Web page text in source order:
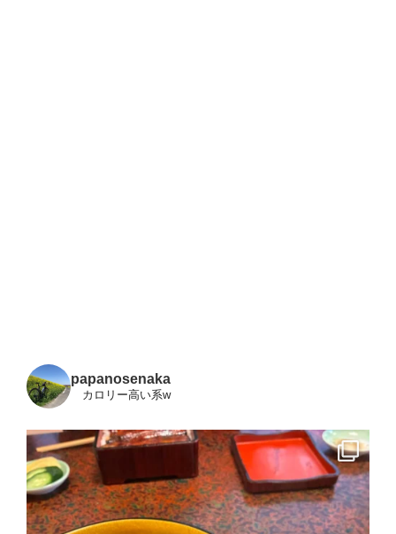
papanosenaka
カロリー高い系w